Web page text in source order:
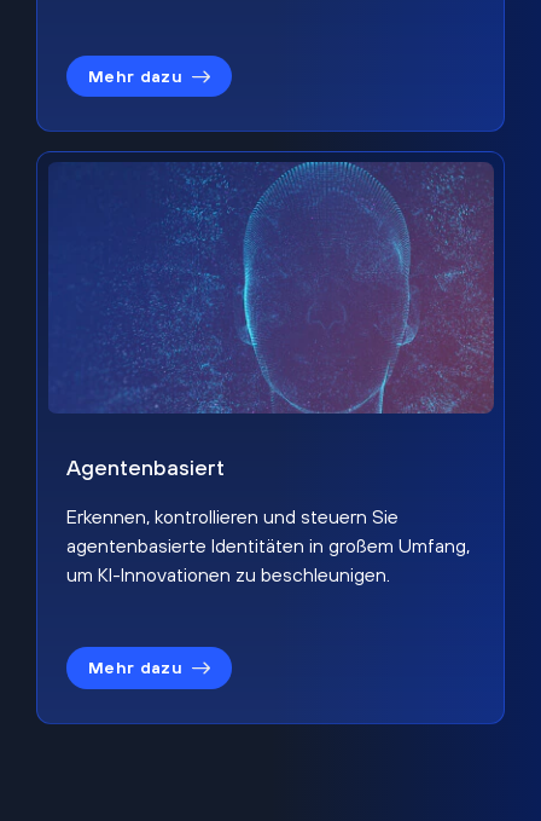
Mehr dazu
Agentenbasiert
Erkennen, kontrollieren und steuern Sie
agentenbasierte Identitäten in großem Umfang,
um KI-Innovationen zu beschleunigen.
Mehr dazu